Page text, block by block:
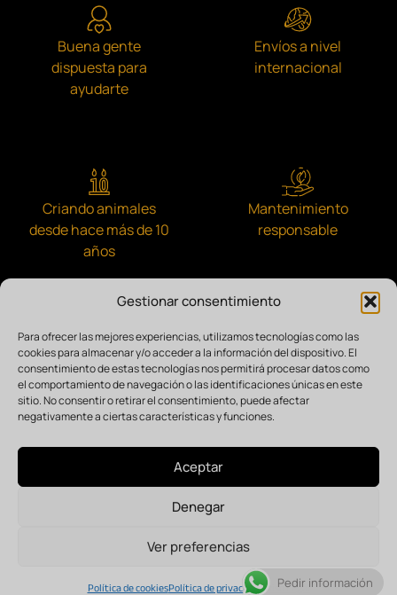
Gestionar consentimiento
Para ofrecer las mejores experiencias, utilizamos tecnologías como las
cookies para almacenar y/o acceder a la información del dispositivo. El
consentimiento de estas tecnologías nos permitirá procesar datos como
el comportamiento de navegación o las identificaciones únicas en este
sitio. No consentir o retirar el consentimiento, puede afectar
negativamente a ciertas características y funciones.
Aceptar
Denegar
Ver preferencias
Política de cookiesPolítica de privacidadAviso Legal
Buena gente
dispuesta para
ayudarte
Envíos a nivel
internacional
Criando animales
desde hace más de 10
años
Mantenimiento
responsable
Comprometidos con la comunidad
Política de privacidad Accesibilidad
Aviso Legal
Términos de venta
Política de cookies
Pedir información